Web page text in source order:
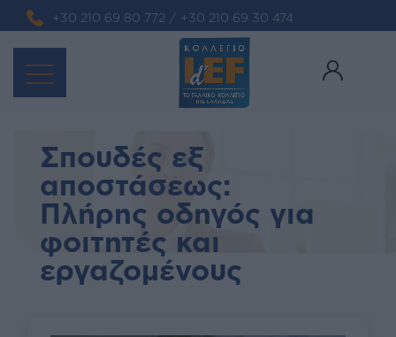
+30 210 69 80 772 / +30 210 69 30 474
Σπουδές εξ
αποστάσεως:
Πλήρης οδηγός για
φοιτητές και
εργαζομένους